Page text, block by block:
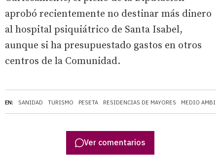
EN: SANIDAD TURISMO PESETA RESIDENCIAS DE MAYORES MEDIO
aprobó recientemente no destinar más dinero
al hospital psiquiátrico de Santa Isabel,
aunque si ha presupuestado gastos en otros
centros de la Comunidad.
Ver comentarios